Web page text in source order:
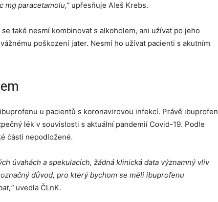
paracetamolu,” upřesňuje Aleš Krebs.
také nesmí kombinovat s alkoholem, ani užívat po jeho
poškození jater. Nesmí ho užívat pacienti s akutním
u pacientů s koronavirovou infekcí. Právě ibuprofen
lék v souvislosti s aktuální pandemií Covid-19. Podle
části nepodložené.
úvahách a spekulacích, žádná klinická data významný vliv
důvod, pro který bychom se měli ibuprofenu
uvedla ČLnK.